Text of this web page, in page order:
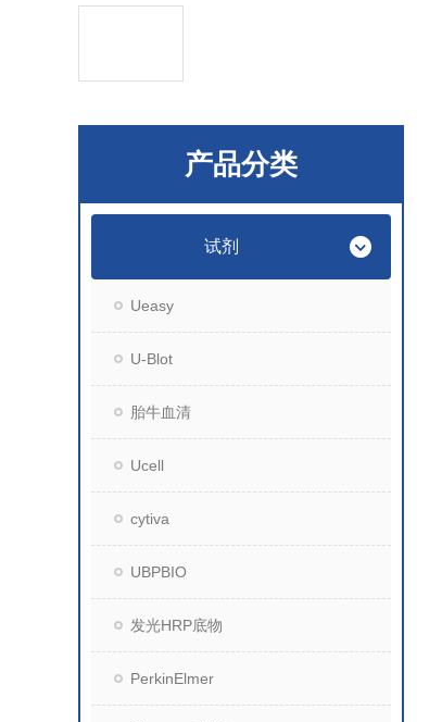
产品分类
试剂
Ueasy
U-Blot
胎牛血清
Ucell
cytiva
UBPBIO
发光HRP底物
PerkinElmer